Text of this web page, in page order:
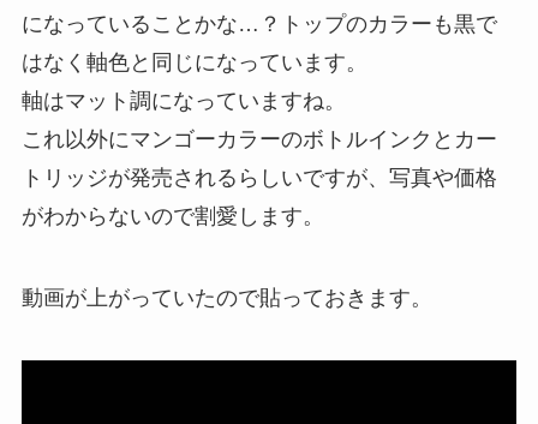
になっていることかな…？トップのカラーも黒で
はなく軸色と同じになっています。
軸はマット調になっていますね。
これ以外にマンゴーカラーのボトルインクとカー
トリッジが発売されるらしいですが、写真や価格
がわからないので割愛します。
動画が上がっていたので貼っておきます。